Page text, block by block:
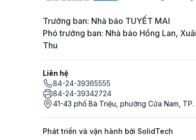
Trưởng ban: Nhà báo TUYẾT MAI
Phó trưởng ban: Nhà báo Hồng Lan,
Thu
Liên hệ
84-24-39365555
84-24-39342724
41-43 phố Bà Triệu, phường Cửa Nam, TP.
Phát triển và vận hành bởi SolidTech